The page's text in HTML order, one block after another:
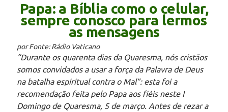
Papa: a Bíblia como o celular,
sempre conosco para lermos
as mensagens
por Fonte: Rádio Vaticano
“Durante os quarenta dias da Quaresma, nós cristãos
somos convidados a usar a força da Palavra de Deus
na batalha espiritual contra o Mal”: esta foi a
recomendação feita pelo Papa aos fiéis neste I
Domingo de Quaresma, 5 de março. Antes de rezar a